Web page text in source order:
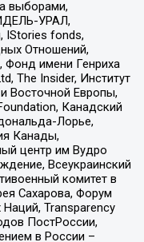
выборами,
УРАЛ,
IStories fonds,
Отношений,
имени Генриха
The Insider, Институт
Восточной Европы,
Канадский
Лорье,
Канады,
центр им Вудро
Всеукраинский
комитет в
Сахарова, Форум
Transparеncy
ПостРоссии,
в России –